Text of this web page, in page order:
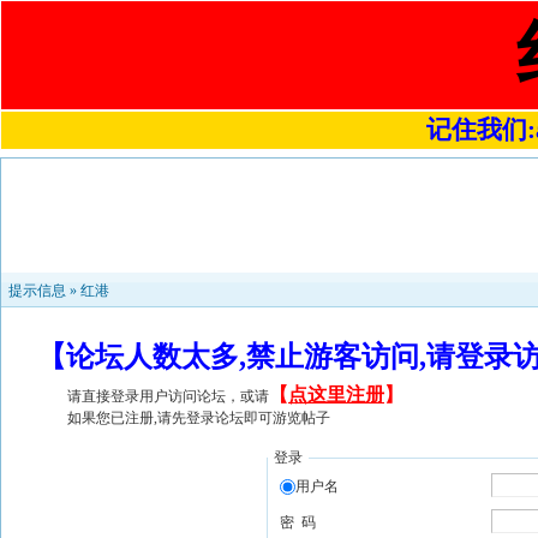
记住我们
提示信息 » 红港
【论坛人数太多,禁止游客访问,请登
请直接登录用户访问论坛，或请 【 点这里注册】
如果您已注册,请先登录论坛即可游览帖子
登录
用户名
密 码